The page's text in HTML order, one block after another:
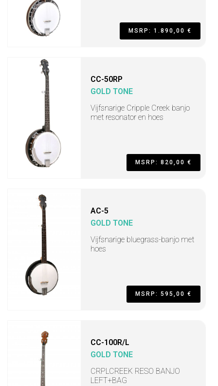
MSRP: 1.890,00 €
CC-50RP
GOLD TONE
Vijfsnarige Cripple Creek banjo
met resonator en hoes
MSRP: 820,00 €
AC-5
GOLD TONE
Vijfsnarige bluegrass-banjo met
hoes
MSRP: 595,00 €
CC-100R/L
GOLD TONE
CRPLCREEK RESO BANJO
LEFT+BAG